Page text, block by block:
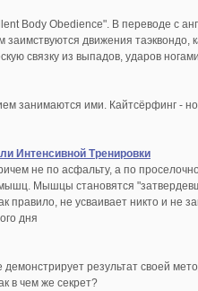
Body Obedience". В переводе с
движения таэквондо,
связку из выпадов, ударов
занимаются ими. Кайтсёрфинг -
Интенсивной Тренировки
не по асфальту, а по
Мышцы становятся
правило, не усваивает никто и
дня
результат своей
в чем же секрет?